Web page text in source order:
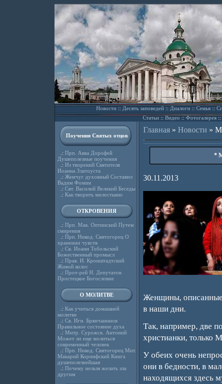
Новости::Десять заповедей::Диалоги::Семья::
Статьи::Видео ::Фотогалерея::
Поучения Святых отцов
.: Прп. Авва Дорофей
Душеполезные поучения
.: Из творений Святителя
Иоанна Златоуста
.: Жемчуг духовный Составил
Вадим Фомин
.: Свт. Василий Великий Беседы
.: Как творить милостыню
ОТКРОВЕНИЯ
.: Прп. Мак. Оптинский Путем
смирения
.: Прп. Никод. Святогорец О
хранении чувств
.: Св. Иоанн Тобольский
Божественный промысл
.: Прав. И. Кронштадтский
Живой колос
.: Прот-рей Н. Депутатов
Простецкое Богословие
О МОЛИТВЕ
.: Как учиться домашней
молитве
.: Св. Игн. Брянчанинов
Правильное состояние духа
.: Митр. Сурожск. Антоний
Может ли еще молиться
современный человек
.: Прп. Никод. Святогорец Мит.
Макарий Коринфский Книга
душеполезнейшая
.: Почему нельзя желать зла
другим
Главная» Новости »
*
30.11.2013
Женщины, описанные
в наши дни.
Так, например, две
христианки, только
У обеих очень
они в бедности, в
находящихся здесь